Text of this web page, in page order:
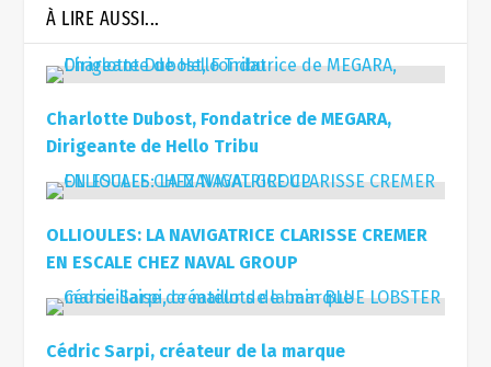
À LIRE AUSSI...
Charlotte Dubost, Fondatrice de MEGARA,
Dirigeante de Hello Tribu
OLLIOULES: LA NAVIGATRICE CLARISSE CREMER
EN ESCALE CHEZ NAVAL GROUP
Cédric Sarpi, créateur de la marque